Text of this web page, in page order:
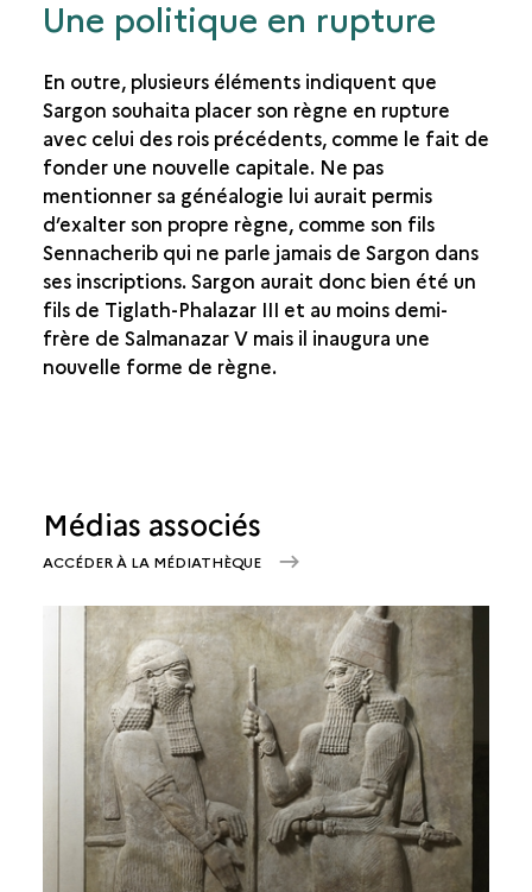
Une politique en rupture
En outre, plusieurs éléments indiquent que
Sargon souhaita placer son règne en rupture
avec celui des rois précédents, comme le fait de
fonder une nouvelle capitale. Ne pas
mentionner sa généalogie lui aurait permis
d’exalter son propre règne, comme son fils
Sennacherib qui ne parle jamais de Sargon dans
ses inscriptions. Sargon aurait donc bien été un
fils de Tiglath-Phalazar III et au moins demi-
frère de Salmanazar V mais il inaugura une
nouvelle forme de règne.
Médias associés
ACCÉDER À LA MÉDIATHÈQUE